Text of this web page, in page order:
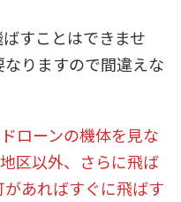
すことはできませ
りますので間違えな
ローンの機体を見な
区以外、さらに飛ば
あればすぐに飛ばす